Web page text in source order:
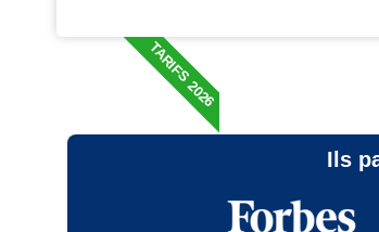
TARIFS 2026
Ils